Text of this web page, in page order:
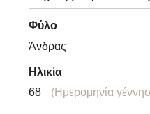
Φύλο
Άνδρας
Ηλικία
68
(Ημερομηνία